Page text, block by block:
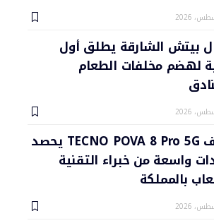
بيتش الشارقة يطلق أول
لهضم مخلفات الطعام
هاتف TECNO POVA 8 Pro 5G يحصد
واسعة من خبراء التقنية
بالمملكة